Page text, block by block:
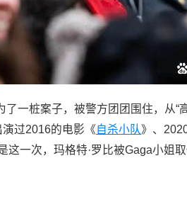
了一桩案子，被警方团团围住，从“
过2016的电影《自杀小队》、
这一次，玛格特·罗比被Gaga小姐